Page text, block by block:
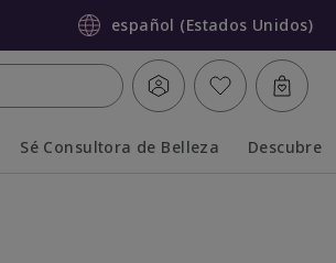
español (Estados Unidos)
Sé Consultora de Belleza Descubre